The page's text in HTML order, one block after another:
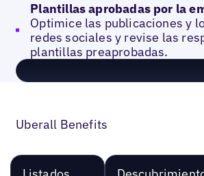
Plantillas aprobadas por la
Optimice las publicaciones y
redes sociales y revise las
plantillas preaprobadas.
Uberall Benefits